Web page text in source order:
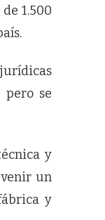
1.500
se
y
un
y